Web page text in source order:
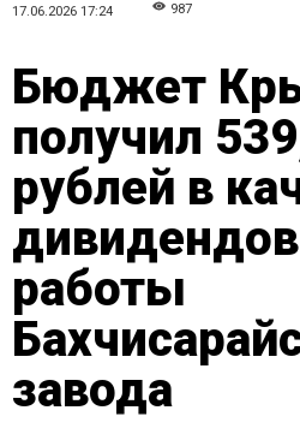
17.06.2026 17:24 987
Бюджет
получил
рублей в
работы
завода